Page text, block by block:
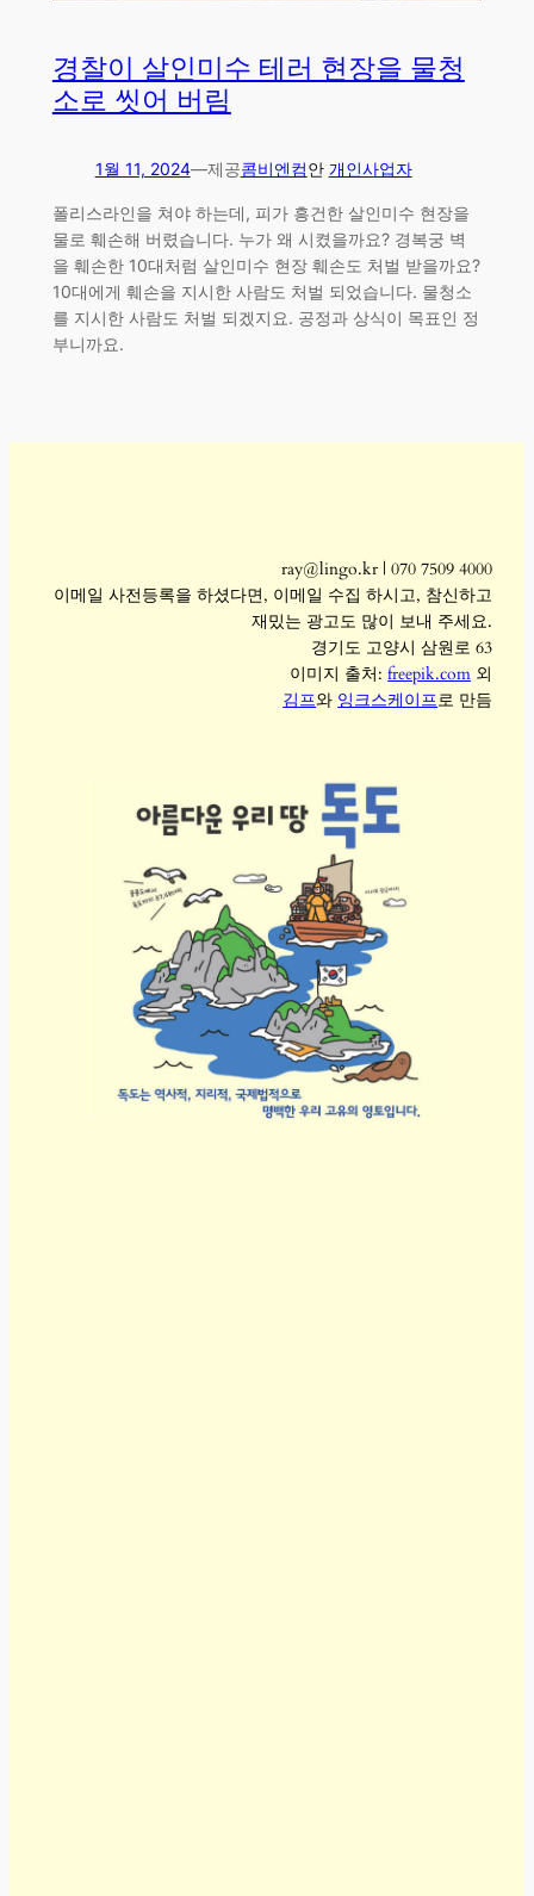
경찰이 살인미수 테러 현장을 물청
소로 씻어 버림
1월 11, 2024—제공콤비엔컴안 개인사업자
폴리스라인을 쳐야 하는데, 피가 흥건한 살인미수 현장을
물로 훼손해 버렸습니다. 누가 왜 시켰을까요? 경복궁 벽
을 훼손한 10대처럼 살인미수 현장 훼손도 처벌 받을까요?
10대에게 훼손을 지시한 사람도 처벌 되었습니다. 물청소
를 지시한 사람도 처벌 되겠지요. 공정과 상식이 목표인 정
부니까요.
ray@lingo.kr | 070 7509 4000
이메일 사전등록을 하셨다면, 이메일 수집 하시고, 참신하고
재밌는 광고도 많이 보내 주세요.
경기도 고양시 삼원로 63
이미지 출처:freepik.com 외
김프와 잉크스케이프로 만듬